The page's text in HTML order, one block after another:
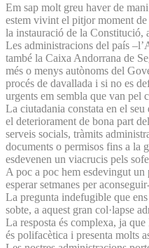
Em sap molt greu haver de
estem vivint el pitjor moment
la instauració de la Constitució,
Les administracions del país
també la Caixa Andorrana de
més o menys autònoms del
procés de davallada i si no es
urgents em sembla que van pel
La ciutadania constata en el
el deteriorament de bona part
serveis socials, tràmits
documents o permisos fins a la
esdevenen un viacrucis pels
A poc a poc hem esdevingut
esperar setmanes per
La pregunta indefugible que
sobte, a aquest gran col·lapse
La resposta és complexa, ja
és polifacètica i presenta molts